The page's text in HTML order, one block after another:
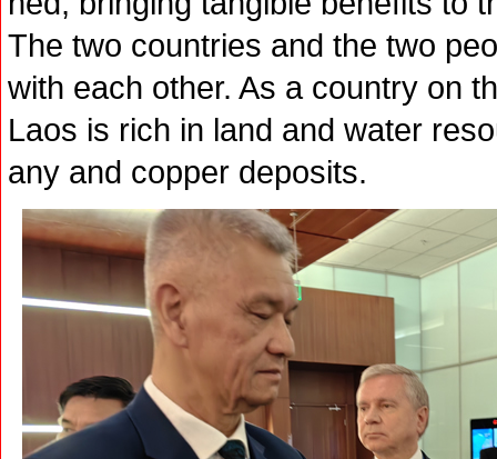
The two countries and the two
with each other. As a country on
Laos is rich in land and water
any and copper deposits.